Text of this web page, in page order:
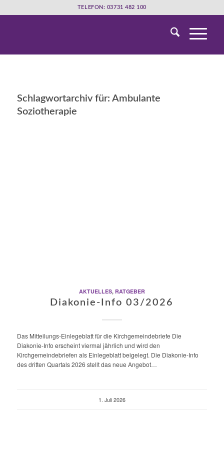
TELEFON: 03731 482 100
Schlagwortarchiv für: Ambulante
Soziotherapie
AKTUELLES, RATGEBER
Diakonie-Info 03/2026
Das Mitteilungs-Einlegeblatt für die Kirchgemeindebriefe Die
Diakonie-Info erscheint viermal jährlich und wird den
Kirchgemeindebriefen als Einlegeblatt beigelegt. Die Diakonie-Info
des dritten Quartals 2026 stellt das neue Angebot…
1. Juli 2026